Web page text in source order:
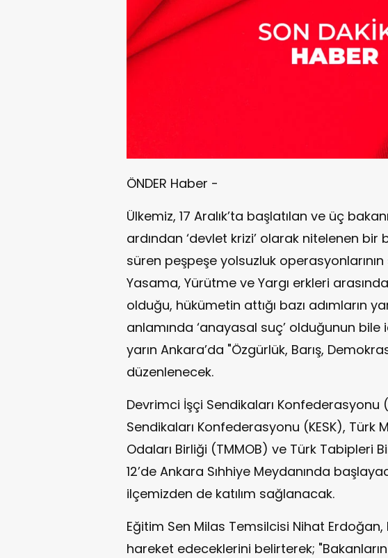
ÖNDER Haber -
Ülkemiz, 17 Aralık’ta başlatılan ve üç
ardından ‘devlet krizi’ olarak nitelenen
süren peşpeşe yolsuzluk operasyonlarının
Yasama, Yürütme ve Yargı erkleri
olduğu, hükümetin attığı bazı adımların
anlamında ‘anayasal suç’ olduğunun
yarın Ankara’da "Özgürlük, Barış,
düzenlenecek.
Devrimci İşçi Sendikaları Konfederasyonu
Sendikaları Konfederasyonu (KESK), Türk
Odaları Birliği (TMMOB) ve Türk Tabipleri
12’de Ankara Sıhhiye Meydanında
ilçemizden de katılım sağlanacak.
Eğitim Sen Milas Temsilcisi Nihat
hareket edeceklerini belirterek; "Bakanların